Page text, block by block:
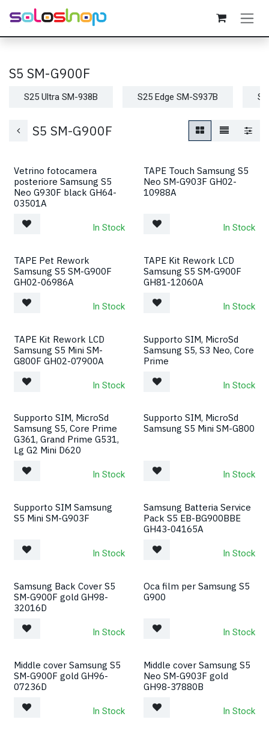
Passa al contenuto
S5 SM-G900F
S25 Ultra SM-938B S25 Edge SM-S937B
S5 SM-G900F
Vetrino fotocamera
posteriore Samsung S5
Neo G930F black GH64-
03501A
In Stock
TAPE Touch Samsung S5
Neo SM-G903F GH02-
10988A
In Stock
TAPE Pet Rework
Samsung S5 SM-G900F
GH02-06986A
In Stock
TAPE Kit Rework LCD
Samsung S5 SM-G900F
GH81-12060A
In Stock
TAPE Kit Rework LCD
Samsung S5 Mini SM-
G800F GH02-07900A
In Stock
Supporto SIM, MicroSd
Samsung S5, S3 Neo, Core
Prime
In Stock
Supporto SIM, MicroSd
Samsung S5, Core Prime
G361, Grand Prime G531,
Lg G2 Mini D620
In Stock
Supporto SIM, MicroSd
Samsung S5 Mini SM-G800
In Stock
Supporto SIM Samsung
S5 Mini SM-G903F
In Stock
Samsung Batteria Service
Pack S5 EB-BG900BBE
GH43-04165A
In Stock
Samsung Back Cover S5
SM-G900F gold GH98-
32016D
In Stock
Oca film per Samsung S5
G900
In Stock
Middle cover Samsung S5
SM-G900F gold GH96-
07236D
In Stock
Middle cover Samsung S5
Neo SM-G903F gold
GH98-37880B
In Stock